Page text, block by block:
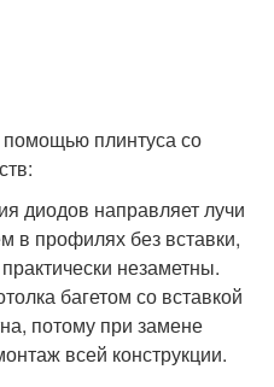
помощью плинтуса со
диодов направляет лучи
в профилях без вставки,
незаметны.
багетом со вставкой
потому при замене
всей конструкции.